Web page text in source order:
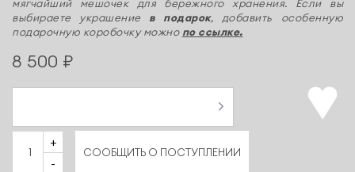
мягчайший мешочек для бережного хранения. Если вы
выбираете украшение в подарок, добавить особенную
подарочную коробочку можно по ссылке.
8 500 ₽
-
+
СООБЩИТЬ О ПОСТУПЛЕНИИ